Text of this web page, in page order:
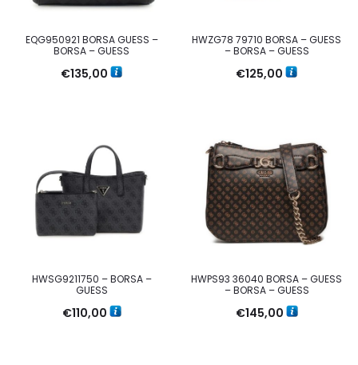
EQG950921 BORSA GUESS –
BORSA – GUESS
€135,00
HWZG78 79710 BORSA – GUESS
– BORSA – GUESS
€125,00
HWSG9211750 – BORSA –
GUESS
€110,00
HWPS93 36040 BORSA – GUESS
– BORSA – GUESS
€145,00